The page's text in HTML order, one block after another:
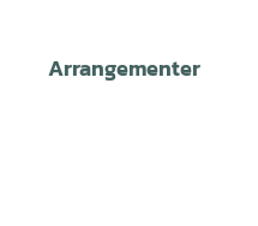
Arrangementer